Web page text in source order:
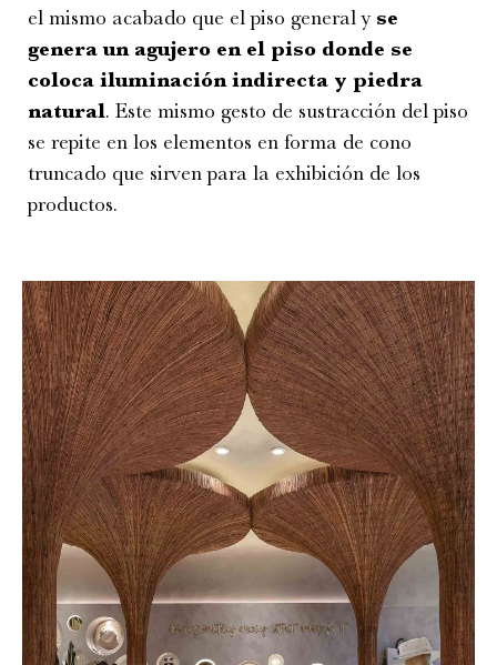
el mismo acabado que el piso general y se
genera un agujero en el piso donde se
coloca iluminación indirecta y piedra
natural. Este mismo gesto de sustracción del piso
se repite en los elementos en forma de cono
truncado que sirven para la exhibición de los
productos.